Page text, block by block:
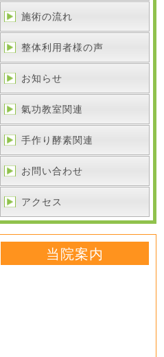
施術の流れ
整体利用者様の声
お知らせ
氣功教室関連
手作り酵素関連
お問い合わせ
アクセス
当院案内